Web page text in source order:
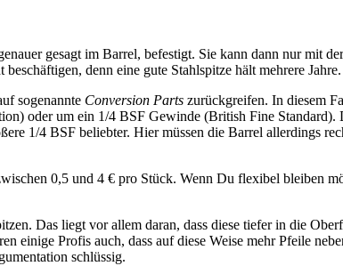
gesagt im Barrel, befestigt. Sie kann dann nur mit
denn eine gute Stahlspitze hält mehrere Jahre.
sogenannte Conversion Parts zurückgreifen. In diesem
oder um ein 1/4 BSF Gewinde (British Fine
1/4 BSF beliebter. Hier müssen die Barrel allerdings
0,5 und 4 € pro Stück. Wenn Du flexibel bleiben
Das liegt vor allem daran, dass diese tiefer in die
einige Profis auch, dass auf diese Weise mehr Pfeile
schlüssig.